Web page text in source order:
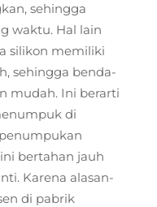
sehingga
waktu. Hal lain
silikon memiliki
sehingga benda-
mudah. Ini berarti
di
bertahan jauh
Karena alasan-
di pabrik